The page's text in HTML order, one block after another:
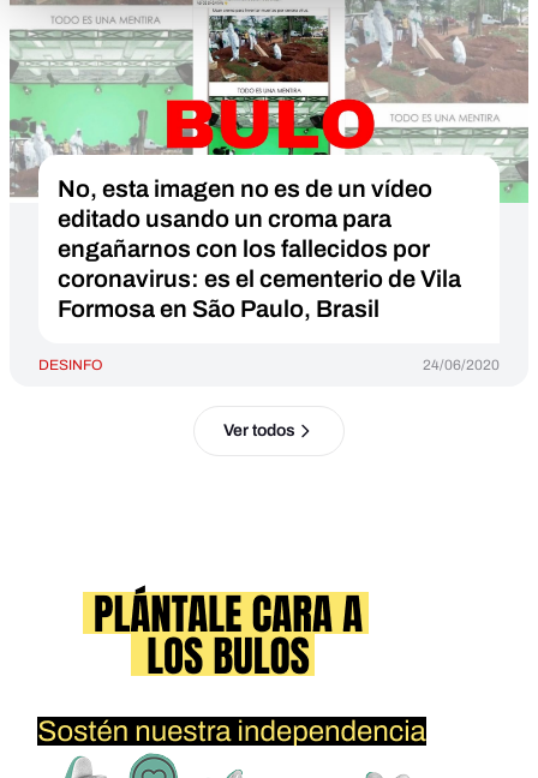
No, esta imagen no es de un vídeo
editado usando un croma para
engañarnos con los fallecidos por
coronavirus: es el cementerio de Vila
Formosa en São Paulo, Brasil
DESINFO 24/06/2020
Ver todos